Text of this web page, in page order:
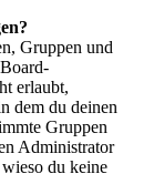
Gruppen und
erlaubt,
dem du deinen
Gruppen
Administrator
du keine